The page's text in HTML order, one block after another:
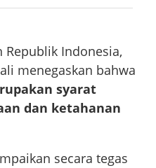
Republik Indonesia,
menegaskan bahwa
syarat
dan ketahanan
secara tegas